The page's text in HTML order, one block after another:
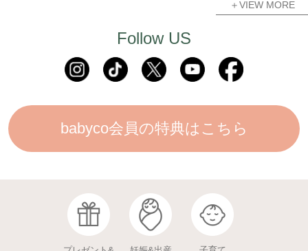
＋VIEW MORE
Follow US
babyco会員の特典はこちら